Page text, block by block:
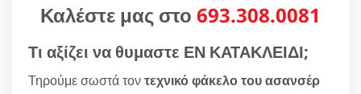
Καλέστε μας στο 693.308.0081
Τι αξίζει να θυμαστε ΕΝ ΚΑΤΑΚΛΕΙΔΙ;
Τηρούμε σωστά τοντεχνικό φάκελο του ασανσέρ